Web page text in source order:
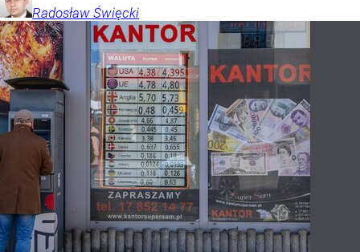
Radosław Święcki